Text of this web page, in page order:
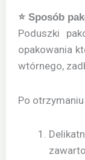
⭐ Sposób
Poduszki
opakowania
wtórnego,
Po